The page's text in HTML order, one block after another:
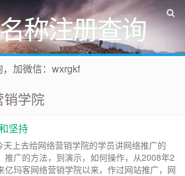
称注册查询
加微信：wxrgkf
学院
坚持
天上去给网络营销学院的学员讲网络推广的
推广的方法，到演示，如何操作，从2008年2
亿玛客网络营销学院以来，作过网站推广，网